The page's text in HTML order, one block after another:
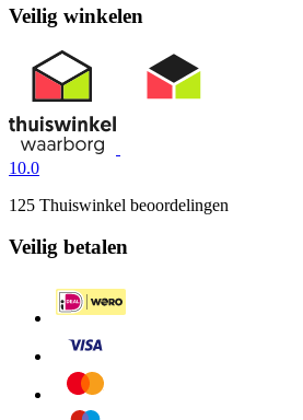
Veilig winkelen
10.0
125 Thuiswinkel beoordelingen
Veilig betalen